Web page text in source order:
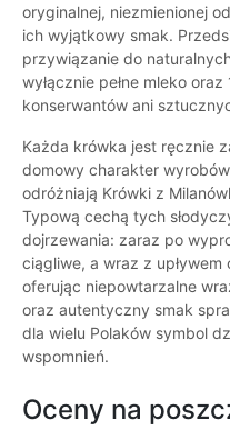
oryginalnej, niezmienionej
ich wyjątkowy smak.
przywiązanie do
wyłącznie pełne mleko oraz
konserwantów ani
Każda krówka jest ręcznie
domowy charakter
odróżniają Krówki z
Typową cechą tych
dojrzewania: zaraz po
ciągliwe, a wraz z upływem
oferując niepowtarzalne
oraz autentyczny smak
dla wielu Polaków symbol
wspomnień.
Oceny na